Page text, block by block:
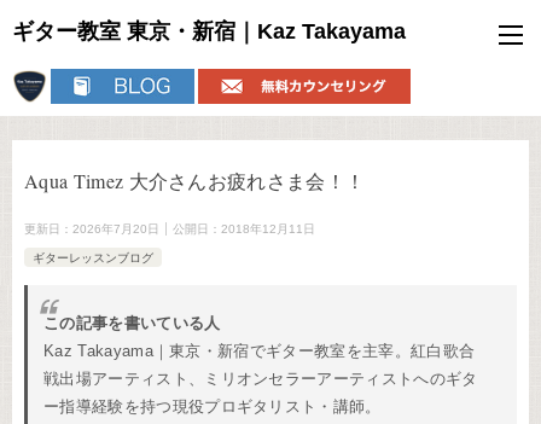
ギター教室 東京・新宿｜Kaz Takayama
Aqua Timez 大介さんお疲れさま会！！
更新日： 2026年7月20日 公開日： 2018年12月11日
ギターレッスンブログ
この記事を書いている人
Kaz Takayama｜東京・新宿でギター教室を主宰。紅白歌合
戦出場アーティスト、ミリオンセラーアーティストへのギタ
ー指導経験を持つ現役プロギタリスト・講師。